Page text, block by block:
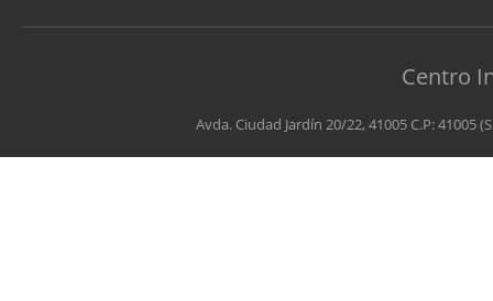
Centro
Avda. Ciudad Jardín 20/22, 41005 C.P: 41005